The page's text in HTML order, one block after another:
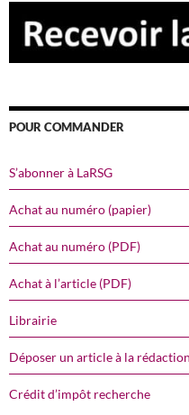
POUR COMMANDER
S’abonner à LaRSG
Achat au numéro (papier)
Achat au numéro (PDF)
Achat à l’article (PDF)
Librairie
Déposer un article à la rédaction
Crédit d’impôt recherche